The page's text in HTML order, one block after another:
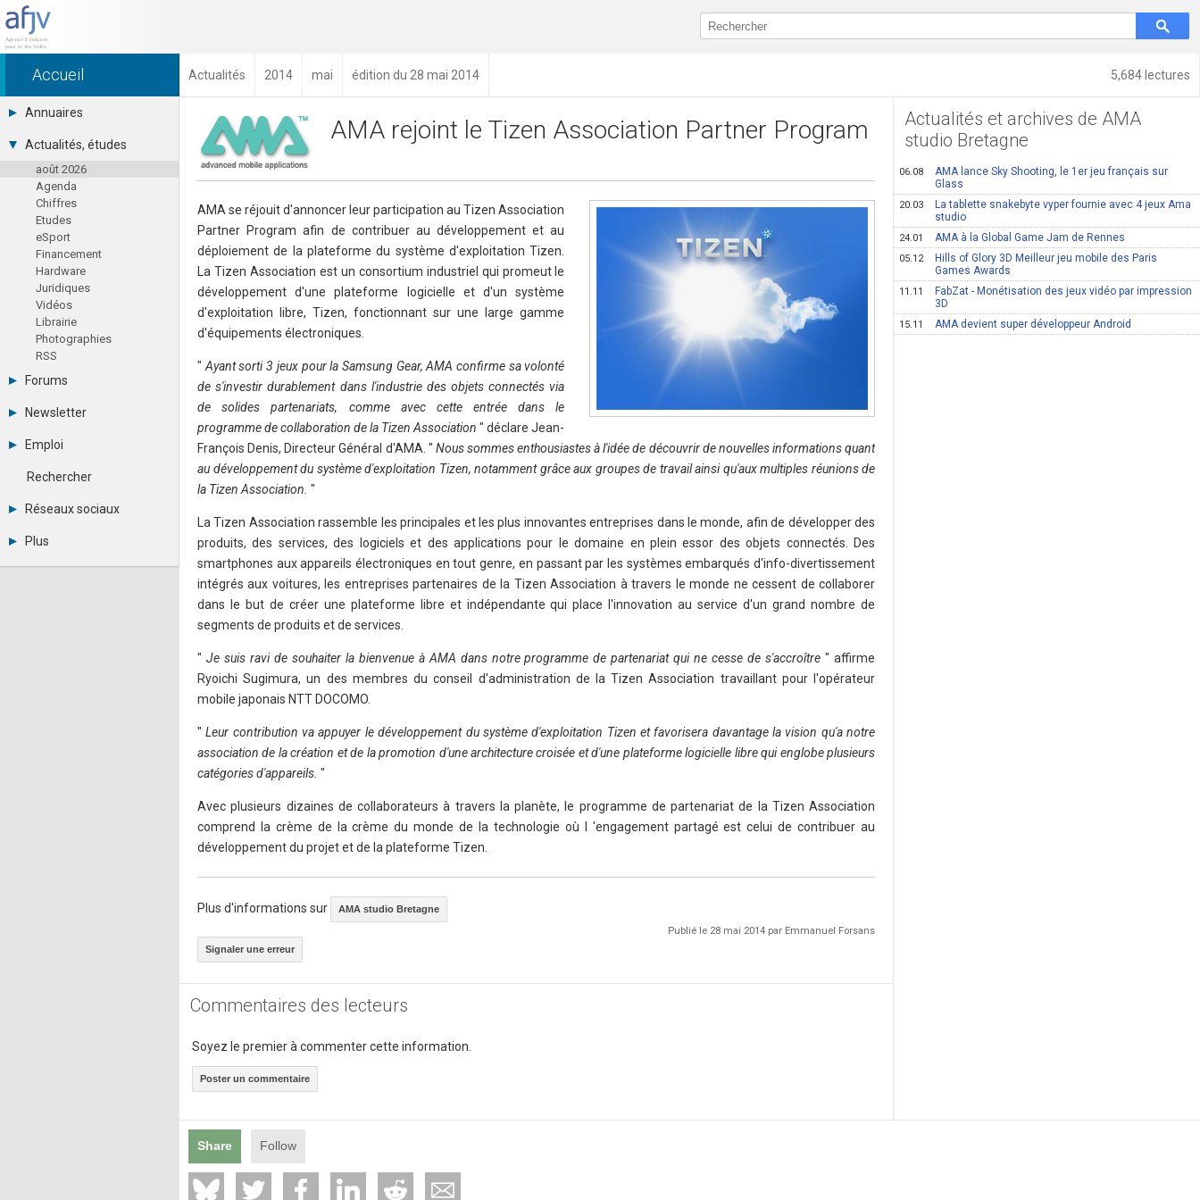
5,684 lectures
Accueil Actualités 2014 mai édition du 28 mai 2014
Annuaires
Toutes les sociétés (691)
Studios (418)
Editeurs (49)
Distributeurs (16)
Hard. / Accessoires (10)
Middlewares (15)
Prestataires (99)
Assoc. / Syndicats (21)
Formations / Ecoles (46)
Presse spécialisée (17)
Actualités, études
août 2026
Agenda
Chiffres
Etudes
eSport
Financement
Hardware
Juridiques
Vidéos
Librairie
Photographies
RSS
Forums
Tous les forums
Se connecter
Messages privés
Contacter un modérateur
Newsletter
Archives
Abonnement
Emploi
Consulter les annonces
Observatoire de l'emploi
Rechercher
Réseaux sociaux
LinkedIn
Plus
Annonceurs
AMA rejoint le Tizen Association Partner Program
AMA se réjouit d'annoncer leur participation au Tizen Association
Partner Program afin de contribuer au développement et au
déploiement de la plateforme du système d'exploitation Tizen.
La Tizen Association est un consortium industriel qui promeut le
développement d'une plateforme logicielle et d'un système
d'exploitation libre, Tizen, fonctionnant sur une large gamme
d'équipements électroniques.
" Ayant sorti 3 jeux pour la Samsung Gear, AMA confirme sa volonté
de s'investir durablement dans l'industrie des objets connectés via
de solides partenariats, comme avec cette entrée dans le
programme de collaboration de la Tizen Association" déclare Jean-
François Denis, Directeur Général d'AMA. " Nous sommes enthousiastes à l'idée de découvrir de nouvelles informations quant
au développement du système d'exploitation Tizen, notamment grâce aux groupes de travail ainsi qu'aux multiples réunions de
la Tizen Association. "
La Tizen Association rassemble les principales et les plus innovantes entreprises dans le monde, afin de développer des
produits, des services, des logiciels et des applications pour le domaine en plein essor des objets connectés. Des
smartphones aux appareils électroniques en tout genre, en passant par les systèmes embarqués d'info-divertissement
intégrés aux voitures, les entreprises partenaires de la Tizen Association à travers le monde ne cessent de collaborer
dans le but de créer une plateforme libre et indépendante qui place l'innovation au service d'un grand nombre de
segments de produits et de services.
" Je suis ravi de souhaiter la bienvenue à AMA dans notre programme de partenariat qui ne cesse de s'accroître" affirme
Ryoichi Sugimura, un des membres du conseil d'administration de la Tizen Association travaillant pour l'opérateur
mobile japonais NTT DOCOMO.
" Leur contribution va appuyer le développement du système d'exploitation Tizen et favorisera davantage la vision qu'a notre
association de la création et de la promotion d'une architecture croisée et d'une plateforme logicielle libre qui englobe plusieurs
catégories d'appareils. "
Avec plusieurs dizaines de collaborateurs à travers la planète, le programme de partenariat de la Tizen Association
comprend la crème de la crème du monde de la technologie où l 'engagement partagé est celui de contribuer au
développement du projet et de la plateforme Tizen.
Plus d'informations sur AMA studio Bretagne
Publié le 28 mai 2014 par Emmanuel Forsans
Signaler une erreur
Commentaires des lecteurs
Soyez le premier à commenter cette information.
Poster un commentaire
Actualités et archives de AMA
studio Bretagne
06.08
AMA lance Sky Shooting, le 1er jeu français sur
Glass
20.03
La tablette snakebyte vyper fournie avec 4 jeux Ama
studio
24.01 AMA à la Global Game Jam de Rennes
05.12
Hills of Glory 3D Meilleur jeu mobile des Paris
Games Awards
11.11
FabZat - Monétisation des jeux vidéo par impression
3D
15.11 AMA devient super développeur Android
Share Follow